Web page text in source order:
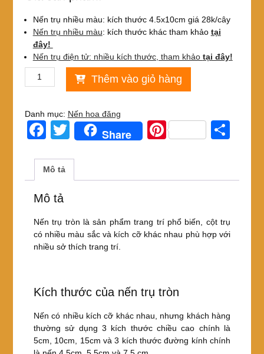
28,000₫.
Nến trụ nhiều màu: kích thước 4.5x10cm giá 28k/cây
Nến trụ nhiều màu: kích thước khác tham khảo tại
đây!
Nến trụ điện tử: nhiều kích thước, tham khảo tại đây!
Nến
trụ
thơm
cao
cấp
màu
28k/cây
pillar
candle
Thêm vào giỏ hàng
Danh mục: Nến hoa đăng
F
c
b
o
o
T
er
Share
Pi
e
e
Mô tả
Mô tả
Nến trụ tròn là sản phẩm trang trí phổ biến, cột trụ
có nhiều màu sắc và kích cỡ khác nhau phù hợp với
nhiều sở thích trang trí.
Kích thước của nến trụ tròn
Nến có nhiều kích cỡ khác nhau, nhưng khách hàng
thường sử dụng 3 kích thước chiều cao chính là
5cm, 10cm, 15cm và 3 kích thước đường kính chính